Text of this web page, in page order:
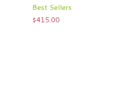
Best Sellers
$415.00